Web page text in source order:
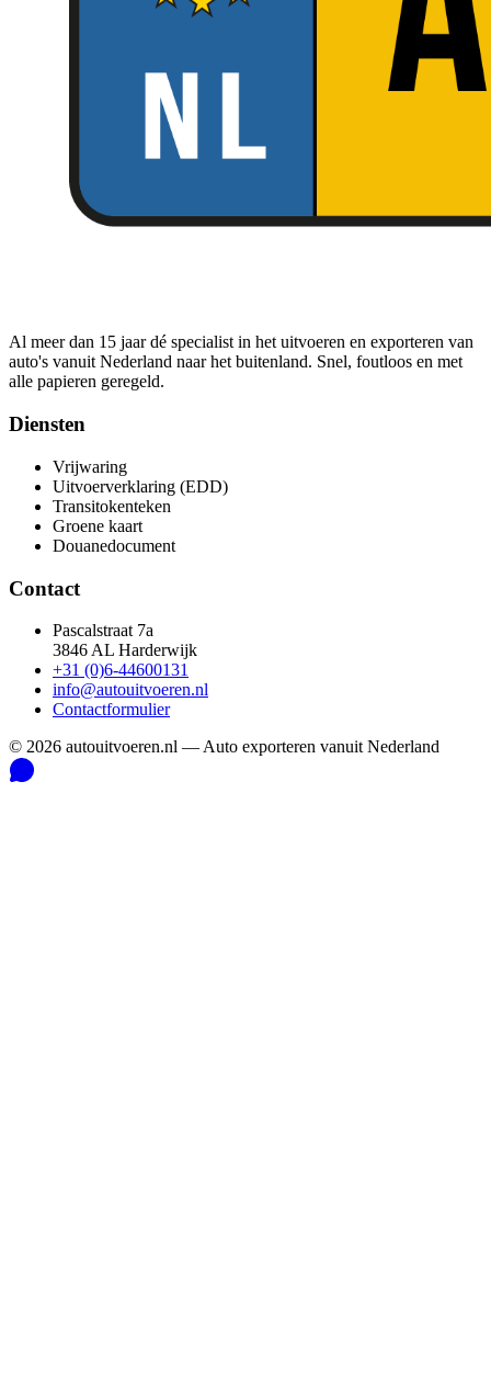
Al meer dan 15 jaar dé specialist in het uitvoeren en exporteren van
auto's vanuit Nederland naar het buitenland. Snel, foutloos en met
alle papieren geregeld.
Diensten
Vrijwaring
Uitvoerverklaring (EDD)
Transitokenteken
Groene kaart
Douanedocument
Contact
Pascalstraat 7a
3846 AL Harderwijk
+31 (0)6-44600131
info@autouitvoeren.nl
Contactformulier
© 2026 autouitvoeren.nl — Auto exporteren vanuit Nederland